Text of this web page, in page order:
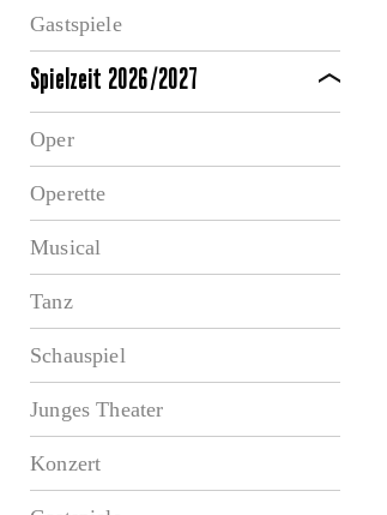
Gastspiele
Spielzeit 2026/2027
Oper
Operette
Musical
Tanz
Schauspiel
Junges Theater
Konzert